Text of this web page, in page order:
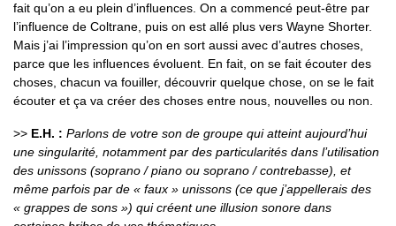
fait qu’on a eu plein d’influences. On a commencé peut-être par
l’influence de Coltrane, puis on est allé plus vers Wayne Shorter.
Mais j’ai l’impression qu’on en sort aussi avec d’autres choses,
parce que les influences évoluent. En fait, on se fait écouter des
choses, chacun va fouiller, découvrir quelque chose, on se le fait
écouter et ça va créer des choses entre nous, nouvelles ou non.
>> E.H. : Parlons de votre son de groupe qui atteint aujourd’hui
une singularité, notamment par des particularités dans l’utilisation
des unissons (soprano / piano ou soprano / contrebasse), et
même parfois par de « faux » unissons (ce que j’appellerais des
« grappes de sons ») qui créent une illusion sonore dans